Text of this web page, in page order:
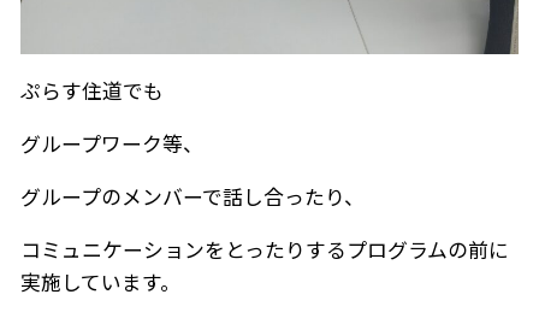
ぷらす住道でも
グループワーク等、
グループのメンバーで話し合ったり、
コミュニケーションをとったりするプログラムの前に
実施しています。